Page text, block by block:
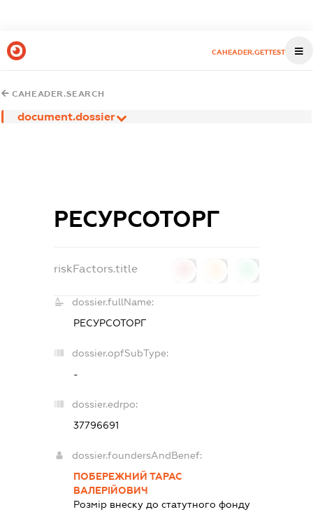
CAHEADER.GETTEST
CAHEADER.SEARCH
document.dossier
РЕСУРСОТОРГ
riskFactors.title
dossier.fullName:
РЕСУРСОТОРГ
dossier.opfSubType:
-
dossier.edrpo:
37796691
dossier.foundersAndBenef:
ПОБЕРЕЖНИЙ ТАРАС
ВАЛЕРІЙОВИЧ
Розмір внеску до статутного фонду